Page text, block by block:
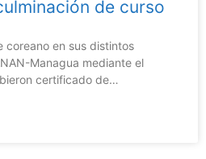
de curso
coreano en sus distintos
Managua mediante el
certificado de…